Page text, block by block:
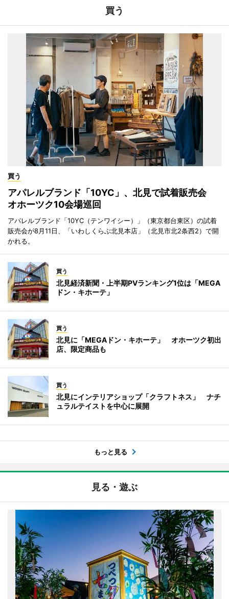
買う
買う
アパレルブランド「10YC」、北見で試着販売会
オホーツク10会場巡回
アパレルブランド「10YC（テンワイシー）」（東京都台東区）の試着
販売会が8月11日、「いわしくらぶ北見本店」（北見市北2条西2）で開
かれる。
買う
北見経済新聞・上半期PVランキング1位は「MEGA
ドン・キホーテ」
買う
北見に「MEGAドン・キホーテ」 オホーツク初出
店、限定商品も
買う
北見にインテリアショップ「クラフトネス」 ナチ
ュラルテイストを中心に展開
もっと見る
見る・遊ぶ